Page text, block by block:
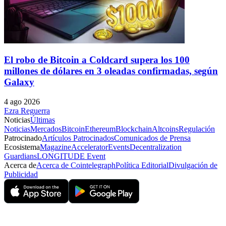
El robo de Bitcoin a Coldcard supera los 100
millones de dólares en 3 oleadas confirmadas, según
Galaxy
4 ago 2026
Ezra Reguerra
NoticiasÚltimas
NoticiasMercadosBitcoinEthereumBlockchainAltcoinsRegulación
PatrocinadoArtículos PatrocinadosComunicados de Prensa
EcosistemaMagazineAcceleratorEventsDecentralization
GuardiansLONGITUDE Event
Acerca deAcerca de CointelegraphPolítica EditorialDivulgación de
Publicidad